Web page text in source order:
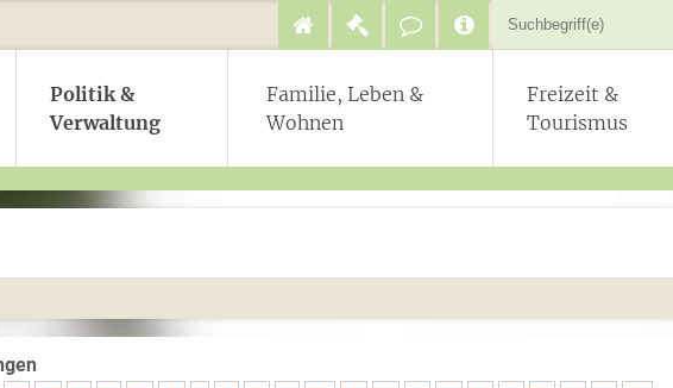
Politik &
Verwaltung
Familie, Leben &
Wohnen
Freizeit &
Tourismus